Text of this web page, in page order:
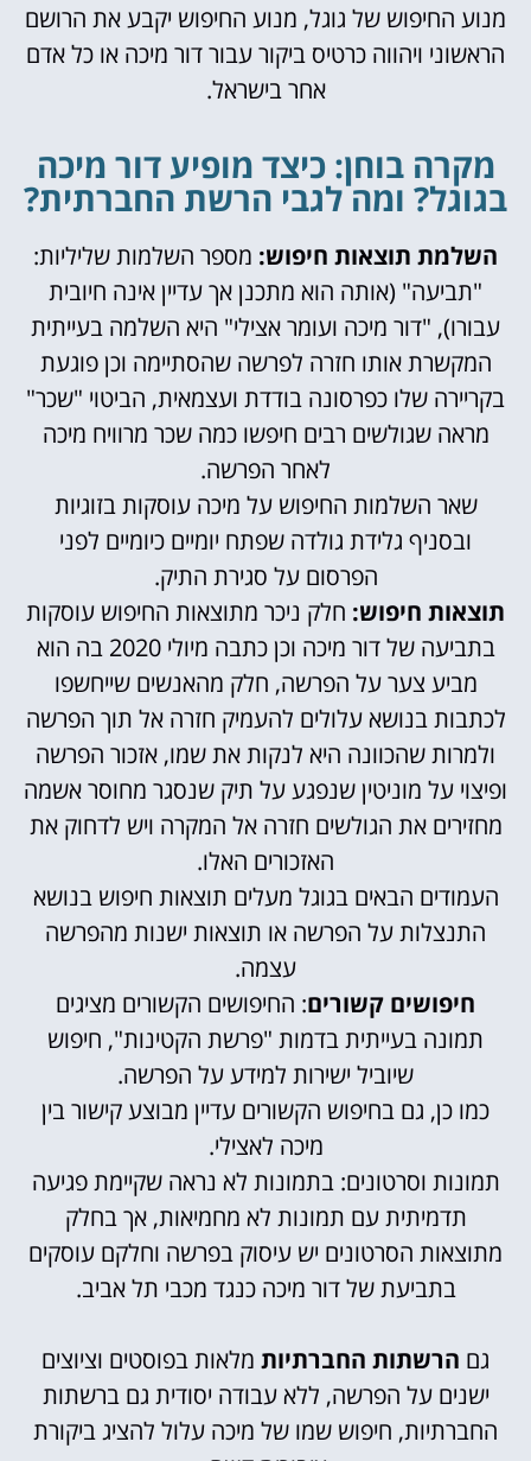
מנוע החיפוש של גוגל, מנוע החיפוש יקבע את הרושם
הראשוני ויהווה כרטיס ביקור עבור דור מיכה או כל אדם
אחר בישראל.
מקרה בוחן: כיצד מופיע דור מיכה
בגוגל? ומה לגבי הרשת החברתית?
השלמת תוצאות חיפוש: מספר השלמות שליליות:
"תביעה" (אותה הוא מתכנן אך עדיין אינה חיובית
עבורו), "דור מיכה ועומר אצילי" היא השלמה בעייתית
המקשרת אותו חזרה לפרשה שהסתיימה וכן פוגעת
בקריירה שלו כפרסונה בודדת ועצמאית, הביטוי "שכר"
מראה שגולשים רבים חיפשו כמה שכר מרוויח מיכה
לאחר הפרשה.
שאר השלמות החיפוש על מיכה עוסקות בזוגיות
ובסניף גלידת גולדה שפתח יומיים כיומיים לפני
הפרסום על סגירת התיק.
תוצאות חיפוש: חלק ניכר מתוצאות החיפוש עוסקות
בתביעה של דור מיכה וכן כתבה מיולי 2020 בה הוא
מביע צער על הפרשה, חלק מהאנשים שייחשפו
לכתבות בנושא עלולים להעמיק חזרה אל תוך הפרשה
ולמרות שהכוונה היא לנקות את שמו, אזכור הפרשה
ופיצוי על מוניטין שנפגע על תיק שנסגר מחוסר אשמה
מחזירים את הגולשים חזרה אל המקרה ויש לדחוק את
האזכורים האלו.
העמודים הבאים בגוגל מעלים תוצאות חיפוש בנושא
התנצלות על הפרשה או תוצאות ישנות מהפרשה
עצמה.
חיפושים קשורים: החיפושים הקשורים מציגים
תמונה בעייתית בדמות "פרשת הקטינות", חיפוש
שיוביל ישירות למידע על הפרשה.
כמו כן, גם בחיפוש הקשורים עדיין מבוצע קישור בין
מיכה לאצילי.
תמונות וסרטונים: בתמונות לא נראה שקיימת פגיעה
תדמיתית עם תמונות לא מחמיאות, אך בחלק
מתוצאות הסרטונים יש עיסוק בפרשה וחלקם עוסקים
בתביעת של דור מיכה כנגד מכבי תל אביב.
גם הרשתות החברתיות מלאות בפוסטים וציוצים
ישנים על הפרשה, ללא עבודה יסודית גם ברשתות
החברתיות, חיפוש שמו של מיכה עלול להציג ביקורת